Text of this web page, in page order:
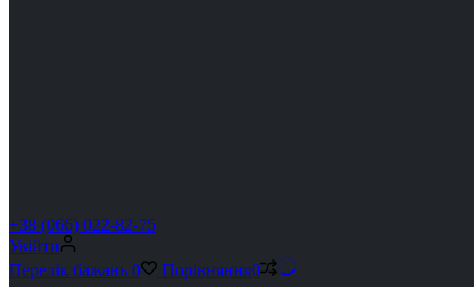
+38 (066) 022-82-75
Увійти
Перелік бажань 0 Порівняння0